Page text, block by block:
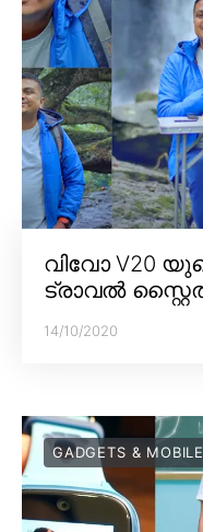
വിവോ V20
ട്രാവൽ
14/10/2020
GADGETS &